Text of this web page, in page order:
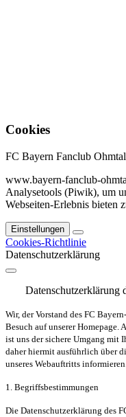
Cookies
FC Bayern Fanclub
www.bayern-fanclub-
Analysetools (Piwik), um
Webseiten-Erlebnis bieten
Einstellungen
Cookies-Richtlinie
Datenschutzerklärung
Datenschutzerklärung
Wir, der Vorstand des FC
Besuch auf unserer Homepage.
ist uns der sichere Umgang mit
daher hiermit ausführlich über
unseres Webauftritts
1. Begriffsbestimmungen
Die Datenschutzerklärung des